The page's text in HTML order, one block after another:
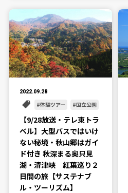
2022.09.28
体験ツアー 国立公園
【9/28放送・テレ東トラ
ベル】大型バスではいけ
ない秘境・秋山郷はガイ
ド付き 秋深まる奥只見
湖・清津峡 紅葉巡り２
日間の旅【サステナブ
ル・ツーリズム】